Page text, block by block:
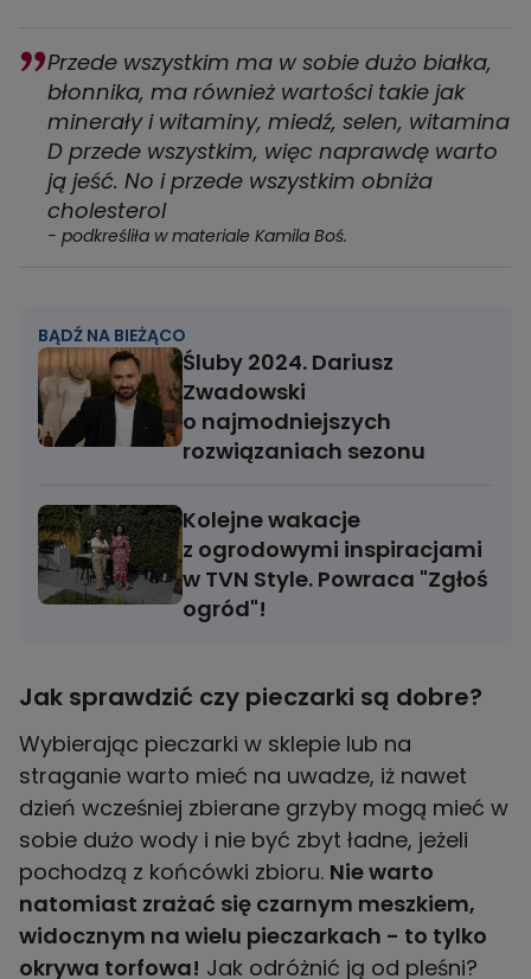
Przede wszystkim ma w sobie dużo białka,
błonnika, ma również wartości takie jak
minerały i witaminy, miedź, selen, witamina
D przede wszystkim, więc naprawdę warto
ją jeść. No i przede wszystkim obniża
cholesterol
- podkreśliła w materiale Kamila Boś.
BĄDŹ NA BIEŻĄCO
Śluby 2024. Dariusz
Zwadowski
o najmodniejszych
rozwiązaniach sezonu
Kolejne wakacje
z ogrodowymi inspiracjami
w TVN Style. Powraca "Zgłoś
ogród"!
Jak sprawdzić czy pieczarki są dobre?
Wybierając pieczarki w sklepie lub na
straganie warto mieć na uwadze, iż nawet
dzień wcześniej zbierane grzyby mogą mieć w
sobie dużo wody i nie być zbyt ładne, jeżeli
pochodzą z końcówki zbioru. Nie warto
natomiast zrażać się czarnym meszkiem,
widocznym na wielu pieczarkach - to tylko
okrywa torfowa! Jak odróżnić ją od pleśni?